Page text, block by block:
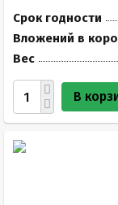
Срок годности
Вложений в
Вес
В